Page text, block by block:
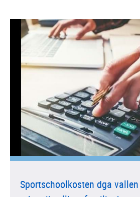
Sportschoolkosten dga